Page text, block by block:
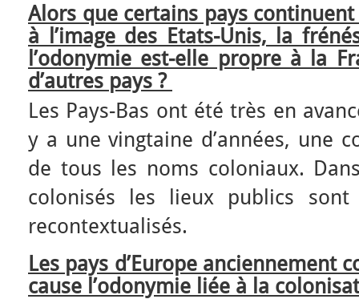
Alors que certains pays
à l’image des Etats-Unis, la
l’odonymie est-elle propre à la
d’autres pays ?
Les Pays-Bas ont été très en
y a une vingtaine d’années, une
de tous les noms coloniaux.
colonisés les lieux publics
recontextualisés.
Les pays d’Europe anciennement
cause l’odonymie liée à la